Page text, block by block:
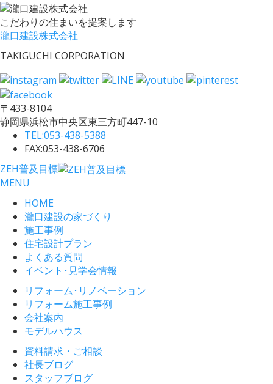
こだわりの住まいを提案します
瀧口建設株式会社
TAKIGUCHI CORPORATION
〒433-8104
静岡県浜松市中央区東三方町447-10
TEL:053-438-5388
FAX:053-438-6706
ZEH普及目標
MENU
HOME
瀧口建設の家づくり
施工事例
住宅設計プラン
よくある質問
イベント･見学会情報
リフォーム･リノベーション
リフォーム施工事例
会社案内
モデルハウス
資料請求・ご相談
社長ブログ
スタッフブログ